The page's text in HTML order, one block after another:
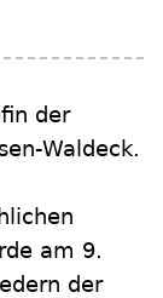
der
Waldeck.
am 9.
der